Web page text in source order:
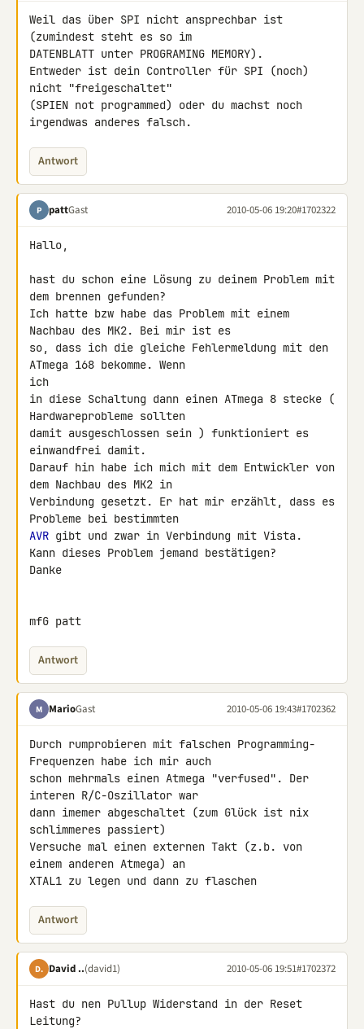
Weil das über SPI nicht ansprechbar ist
(zumindest steht es so im
DATENBLATT unter PROGRAMING MEMORY).
Entweder ist dein Controller für SPI (noch)
nicht "freigeschaltet"
(SPIEN not programmed) oder du machst noch
irgendwas anderes falsch.
Antwort
P pattGast 2010-05-06 19:20#1702322
Hallo,
hast du schon eine Lösung zu deinem Problem mit
dem brennen gefunden?
Ich hatte bzw habe das Problem mit einem
Nachbau des MK2. Bei mir ist es
so, dass ich die gleiche Fehlermeldung mit den
ATmega 168 bekomme. Wenn
ich
in diese Schaltung dann einen ATmega 8 stecke (
Hardwareprobleme sollten
damit ausgeschlossen sein ) funktioniert es
einwandfrei damit.
Darauf hin habe ich mich mit dem Entwickler von
dem Nachbau des MK2 in
Verbindung gesetzt. Er hat mir erzählt, dass es
AVR gibt und zwar in Verbindung mit Vista.
Kann dieses Problem jemand bestätigen?
Danke
mfG patt
Antwort
M MarioGast 2010-05-06 19:43#1702362
Durch rumprobieren mit falschen Programming-
Frequenzen habe ich mir auch
schon mehrmals einen Atmega "verfused". Der
interen R/C-Oszillator war
dann imemer abgeschaltet (zum Glück ist nix
schlimmeres passiert)
Versuche mal einen externen Takt (z.b. von
einem anderen Atmega) an
XTAL1 zu legen und dann zu flaschen
Antwort
D. David ..(david1) 2010-05-06 19:51#1702372
Hast du nen Pullup Widerstand in der Reset
Leitung?